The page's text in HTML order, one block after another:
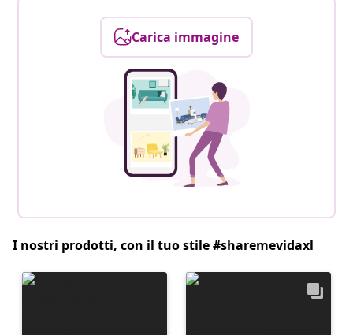
Carica immagine
I nostri prodotti, con il tuo stile #sharemevidaxl